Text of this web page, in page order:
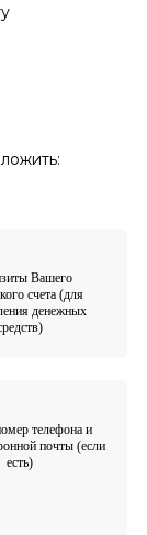
Вашего
счета (для
денежных
телефона и
почты (если
есть)